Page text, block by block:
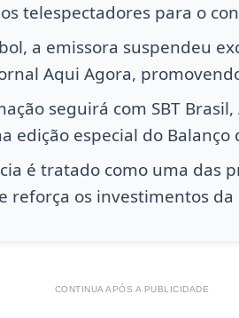
telespectadores para o
a emissora suspendeu
Aqui Agora,
seguirá com SBT
edição especial do Balanço
é tratado como uma das
reforça os investimentos
CONTINUA APÓS A PUBLICIDADE